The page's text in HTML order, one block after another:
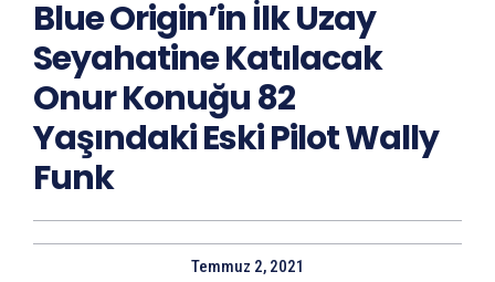
Blue Origin’in İlk Uzay
Seyahatine Katılacak
Onur Konuğu 82
Yaşındaki Eski Pilot Wally
Funk
Temmuz 2, 2021